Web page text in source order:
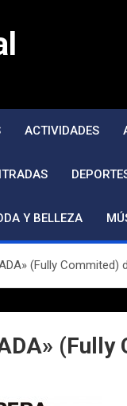
ACTIVIDADES
Y BELLEZA
(Fully